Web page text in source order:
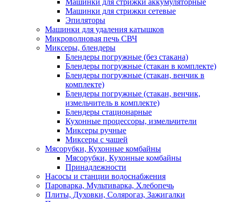
Машинки для стрижки аккумуляторные
Машинки для стрижки сетевые
Эпиляторы
Машинки для удаления катышков
Микроволновая печь СВЧ
Миксеры, блендеры
Блендеры погружные (без стакана)
Блендеры погружные (стакан в комплекте)
Блендеры погружные (стакан, венчик в
комплекте)
Блендеры погружные (стакан, венчик,
измельчитель в комплекте)
Блендеры стационарные
Кухонные процессоры, измельчители
Миксеры ручные
Миксеры с чашей
Мясорубки, Кухонные комбайны
Мясорубки, Кухонные комбайны
Принадлежности
Насосы и станции водоснабжения
Пароварка, Мультиварка, Хлебопечь
Плиты, Духовки, Солярогаз, Зажигалки